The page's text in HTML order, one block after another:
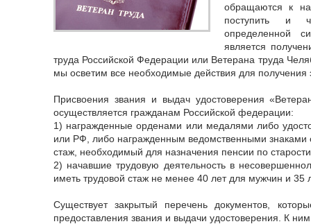
обращаются к
поступить и
определенной
является
труда Российской Федерации или Ветерана труда
мы осветим все необходимые действия для получения
Присвоения звания и выдач удостоверения
осуществляется гражданам Российской федерации:
1) награжденные орденами или медалями либо
или РФ, либо награжденным ведомственными знаками
стаж, необходимый для назначения пенсии по старости
2) начавшие трудовую деятельность в
иметь трудовой стаж не менее 40 лет для мужчин и 35
Существует закрытый перечень документов,
предоставления звания и выдачи удостоверения. К